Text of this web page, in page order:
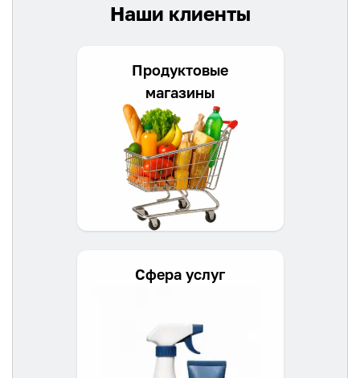
Наши клиенты
Продуктовые
магазины
Сфера услуг